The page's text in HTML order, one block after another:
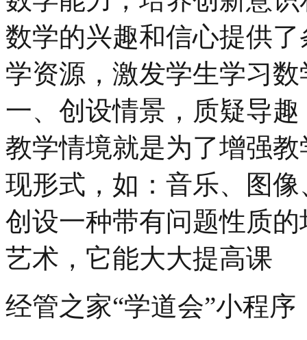
数学的兴趣和信心提供
学资源，激发学生学习
一、创设情景，质疑导趣
教学情境就是为了增强
现形式，如：音乐、图
创设一种带有问题性质
艺术，它能大大提高课
经管之家“学道会”小程序